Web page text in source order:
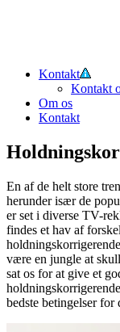
Kontakt
Kontakt
Om os
Kontakt
En af de helt store
herunder især de
er set i diverse TV-
findes et hav af
være en jungle at
sat os for at give et
bedste betingelser for